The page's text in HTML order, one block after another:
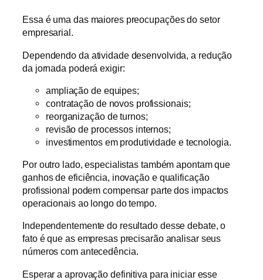
Essa é uma das maiores preocupações do setor
empresarial.
Dependendo da atividade desenvolvida, a redução
da jornada poderá exigir:
ampliação de equipes;
contratação de novos profissionais;
reorganização de turnos;
revisão de processos internos;
investimentos em produtividade e tecnologia.
Por outro lado, especialistas também apontam que
ganhos de eficiência, inovação e qualificação
profissional podem compensar parte dos impactos
operacionais ao longo do tempo.
Independentemente do resultado desse debate, o
fato é que as empresas precisarão analisar seus
números com antecedência.
Esperar a aprovação definitiva para iniciar esse